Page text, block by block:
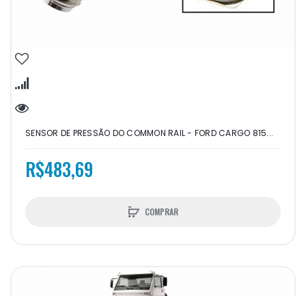
SENSOR DE PRESSÃO DO COMMON RAIL - FORD CARGO 815...
R$483,69
COMPRAR